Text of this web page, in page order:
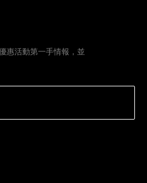
惠活動第一手情報，並